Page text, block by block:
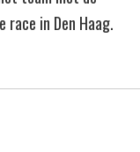
race in Den Haag.